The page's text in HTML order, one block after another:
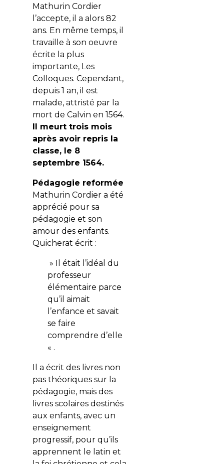
Mathurin Cordier
l’accepte, il a alors 82
ans. En même temps, il
travaille à son oeuvre
écrite la plus
importante, Les
Colloques. Cependant,
depuis 1 an, il est
malade, attristé par la
mort de Calvin en 1564.
Il meurt trois mois
après avoir repris la
classe, le 8
septembre 1564.
Pédagogie reformée
Mathurin Cordier a été
apprécié pour sa
pédagogie et son
amour des enfants.
Quicherat écrit :
» Il était l’idéal du
professeur
élémentaire parce
qu’il aimait
l’enfance et savait
se faire
comprendre d’elle
« .
Il a écrit des livres non
pas théoriques sur la
pédagogie, mais des
livres scolaires destinés
aux enfants, avec un
enseignement
progressif, pour qu’ils
apprennent le latin et